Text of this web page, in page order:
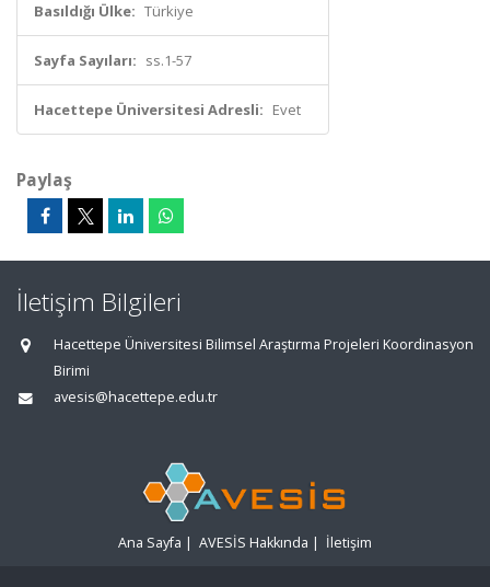
Basıldığı Ülke: Türkiye
Sayfa Sayıları: ss.1-57
Hacettepe Üniversitesi Adresli: Evet
Paylaş
İletişim Bilgileri
Hacettepe Üniversitesi Bilimsel Araştırma Projeleri Koordinasyon
Birimi
avesis@hacettepe.edu.tr
Ana Sayfa | AVESİS Hakkında | İletişim